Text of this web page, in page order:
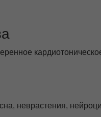
неврастения,